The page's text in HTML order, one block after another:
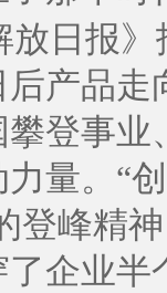
放日报
产品
登事
量。“
登峰精
企业半